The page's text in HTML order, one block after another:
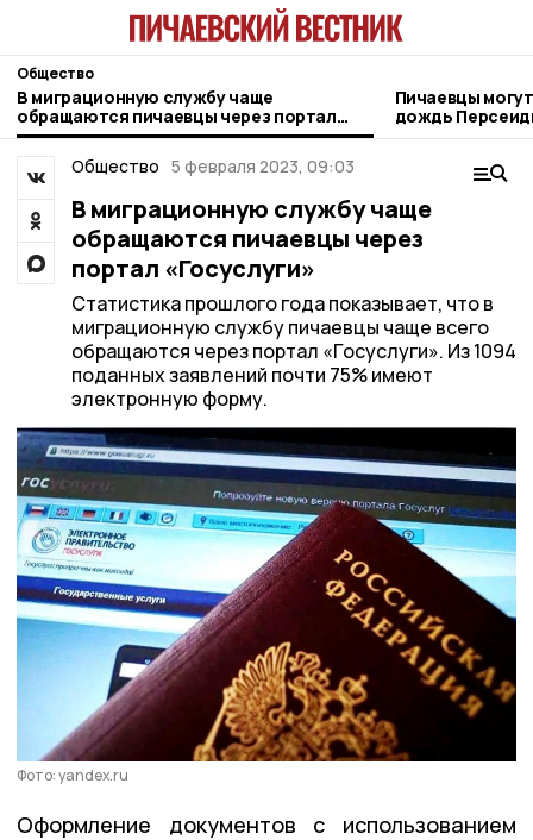
Общество
В миграционную службу чаще
обращаются пичаевцы через портал
«Госуслуги»
Пичаевцы
дождь
Общество 5 февраля 2023, 09:03
В миграционную службу чаще
обращаются пичаевцы через
портал «Госуслуги»
Статистика прошлого года показывает, что в
миграционную службу пичаевцы чаще всего
обращаются через портал «Госуслуги». Из 1094
поданных заявлений почти 75% имеют
электронную форму.
Фото: yandex.ru
Оформление документов с использованием